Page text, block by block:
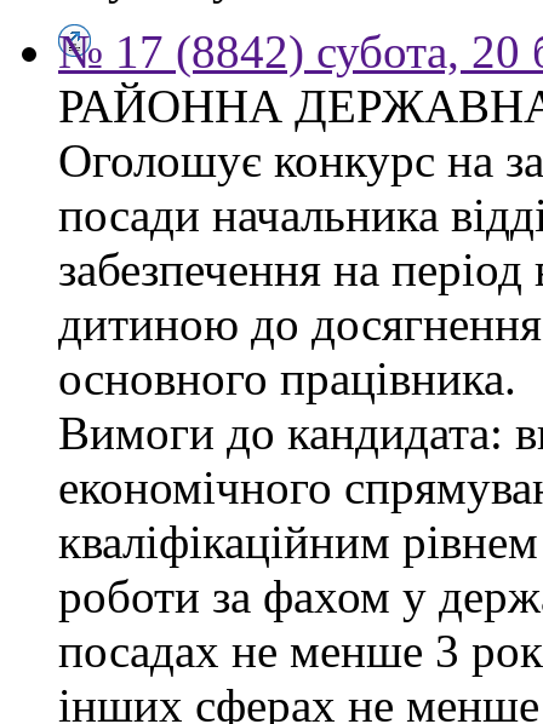
№ 17 (8842) субота, 20
РАЙОННА
Оголошує конкурс на
посади начальника
забезпечення на
дитиною до
основного працівника.
Вимоги до кандидата:
економічного
кваліфікаційним
роботи за фахом у
посадах не менше 3
інших сферах не